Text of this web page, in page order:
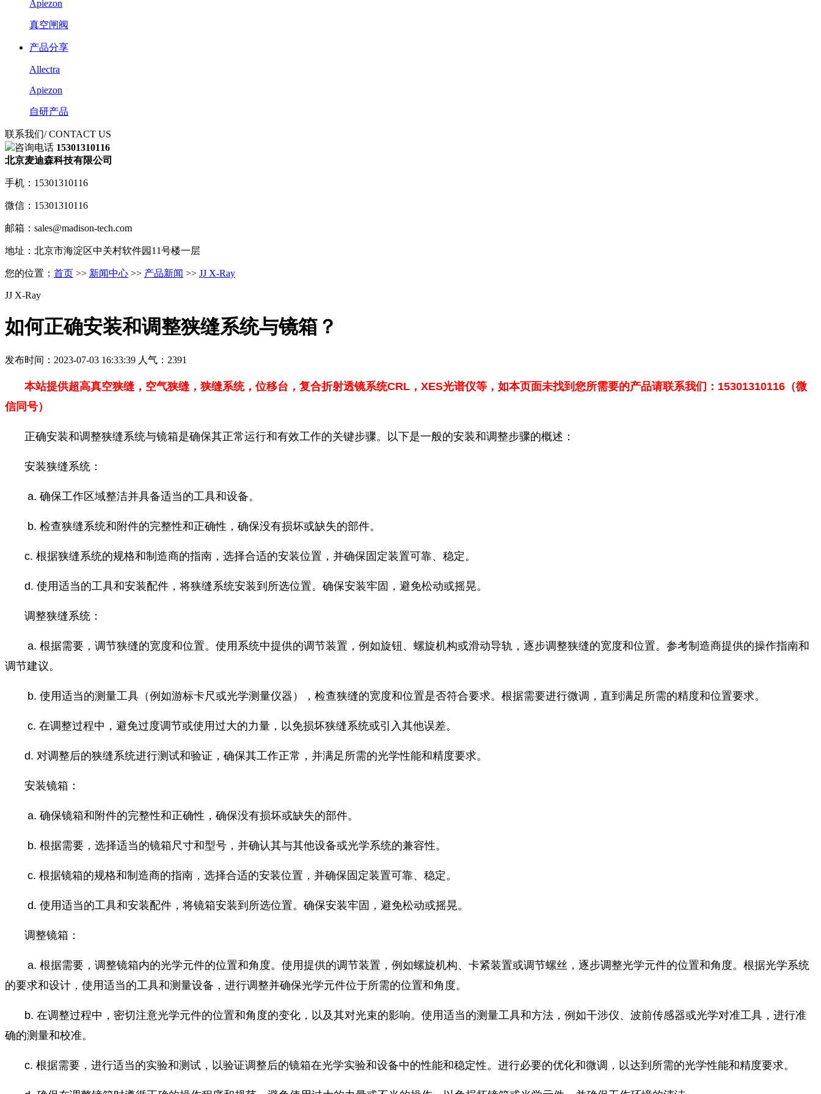
Apiezon
真空闸阀
产品分享
Allectra
Apiezon
自研产品
联系我们/ CONTACT US
咨询电话 15301310116
北京麦迪森科技有限公司
手机：15301310116
微信：15301310116
邮箱：sales@madison-tech.com
地址：北京市海淀区中关村软件园11号楼一层
您的位置： 首页 >> 新闻中心 >> 产品新闻 >> JJ X-Ray
JJ X-Ray
如何正确安装和调整狭缝系统与镜箱？
发布时间：2023-07-03 16:33:39 人气：2391
本站提供超高真空狭缝，空气狭缝，狭缝系统，位移台， 复合折射透镜系统CRL， XES光谱仪等，如本页面未找到您所需要的产品请联系我们：15301310116（微
信同号）
正确安装和调整狭缝系统与镜箱是确保其正常运行和有效工作的关键步骤。以下是一般的安装和调整步骤的概述：
安装狭缝系统：
a. 确保工作区域整洁并具备适当的工具和设备。
b. 检查狭缝系统和附件的完整性和正确性，确保没有损坏或缺失的部件。
c. 根据狭缝系统的规格和制造商的指南，选择合适的安装位置，并确保固定装置可靠、稳定。
d. 使用适当的工具和安装配件，将狭缝系统安装到所选位置。确保安装牢固，避免松动或摇晃。
调整狭缝系统：
a. 根据需要，调节狭缝的宽度和位置。使用系统中提供的调节装置，例如旋钮、螺旋机构或滑动导轨，逐步调整狭缝的宽度和位置。参考制造商提供的操作指南和
调节建议。
b. 使用适当的测量工具（例如游标卡尺或光学测量仪器），检查狭缝的宽度和位置是否符合要求。根据需要进行微调，直到满足所需的精度和位置要求。
c. 在调整过程中，避免过度调节或使用过大的力量，以免损坏狭缝系统或引入其他误差。
d. 对调整后的狭缝系统进行测试和验证，确保其工作正常，并满足所需的光学性能和精度要求。
安装镜箱：
a. 确保镜箱和附件的完整性和正确性，确保没有损坏或缺失的部件。
b. 根据需要，选择适当的镜箱尺寸和型号，并确认其与其他设备或光学系统的兼容性。
c. 根据镜箱的规格和制造商的指南，选择合适的安装位置，并确保固定装置可靠、稳定。
d. 使用适当的工具和安装配件，将镜箱安装到所选位置。确保安装牢固，避免松动或摇晃。
调整镜箱：
a. 根据需要，调整镜箱内的光学元件的位置和角度。使用提供的调节装置，例如螺旋机构、卡紧装置或调节螺丝，逐步调整光学元件的位置和角度。根据光学系统
的要求和设计，使用适当的工具和测量设备，进行调整并确保光学元件位于所需的位置和角度。
b. 在调整过程中，密切注意光学元件的位置和角度的变化，以及其对光束的影响。使用适当的测量工具和方法，例如干涉仪、波前传感器或光学对准工具，进行准
确的测量和校准。
c. 根据需要，进行适当的实验和测试，以验证调整后的镜箱在光学实验和设备中的性能和稳定性。进行必要的优化和微调，以达到所需的光学性能和精度要求。